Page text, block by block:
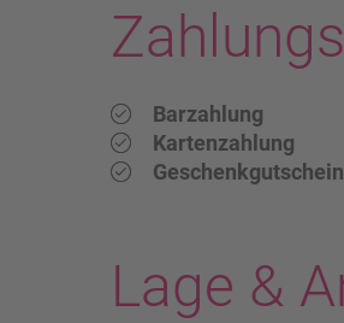
Barzahlung
Kartenzahlung
Lage &